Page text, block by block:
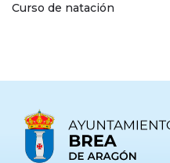
Curso de natación